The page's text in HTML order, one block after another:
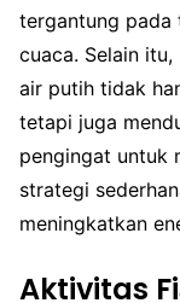
tergantung
cuaca. Selain
air putih tidak
tetapi juga
pengingat untuk
strategi
meningkatkan
Aktivitas